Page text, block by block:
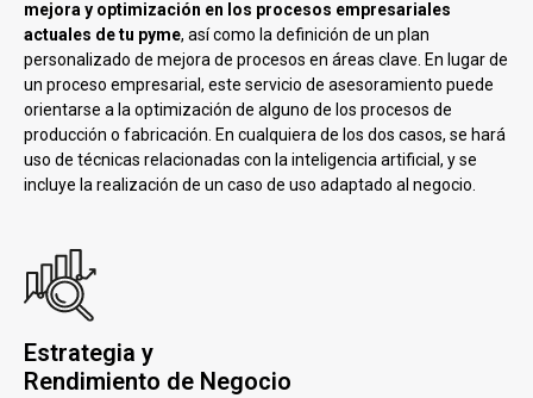
mejora y optimización en los procesos empresariales
actuales de tu pyme, así como la definición de un plan
personalizado de mejora de procesos en áreas clave. En lugar de
un proceso empresarial, este servicio de asesoramiento puede
orientarse a la optimización de alguno de los procesos de
producción o fabricación. En cualquiera de los dos casos, se hará
uso de técnicas relacionadas con la inteligencia artificial, y se
incluye la realización de un caso de uso adaptado al negocio.
Estrategia y
Rendimiento de Negocio